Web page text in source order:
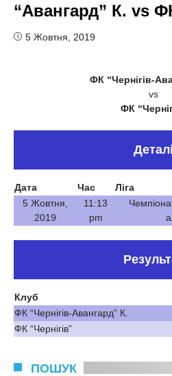
“Авангард” К. vs
5 Жовтня, 2019
ФК “Чернігів-
vs
ФК
Деталі
Дата Час Ліга
5 Жовтня,
2019
11:13
pm
Клуб
ФК “Чернігів-Авангард” К.
ФК “Чернігів”
ПОШУК